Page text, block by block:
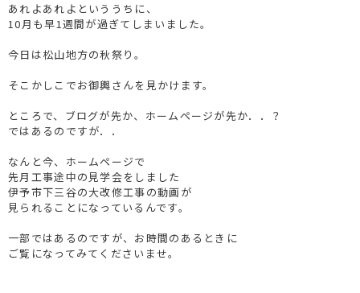
あれよあれよといううちに、
10月も早1週間が過ぎてしまいました。
今日は松山地方の秋祭り。
そこかしこでお御輿さんを見かけます。
ところで、ブログが先か、ホームページが先か．．？
ではあるのですが．．
なんと今、ホームページで
先月工事途中の見学会をしました
伊予市下三谷の大改修工事の動画が
見られることになっているんです。
一部ではあるのですが、お時間のあるときに
ご覧になってみてくださいませ。